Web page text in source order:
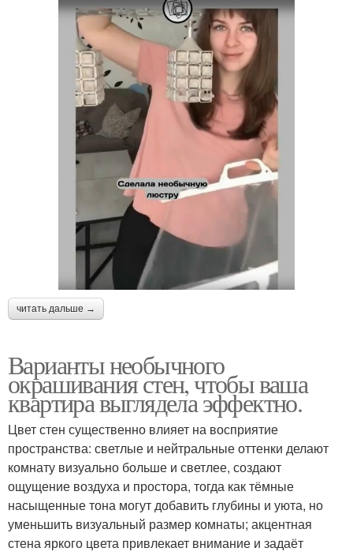
читать дальше →
Варианты необычного
окрашивания стен, чтобы ваша
квартира выглядела эффектно.
Цвет стен существенно влияет на восприятие
пространства: светлые и нейтральные оттенки делают
комнату визуально больше и светлее, создают
ощущение воздуха и простора, тогда как тёмные
насыщенные тона могут добавить глубины и уюта, но
уменьшить визуальный размер комнаты; акцентная
стена яркого цвета привлекает внимание и задаёт